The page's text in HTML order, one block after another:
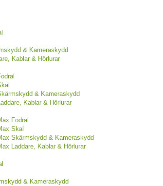
& Kameraskydd
Kablar & Hörlurar
& Kameraskydd
Kablar & Hörlurar
Fodral
Skal
Skärmskydd & Kameraskydd
Laddare, Kablar & Hörlurar
& Kameraskydd